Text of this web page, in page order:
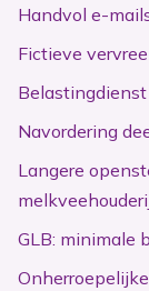
Handvol e-
Fictieve
Navordering
Langere
GLB: minimale